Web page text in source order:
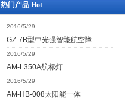
热门产品 Hot
2016/5/29
GZ-7B型中光强智能航空障
2016/5/29
AM-L350A航标灯
2016/5/29
AM-HB-008太阳能一体